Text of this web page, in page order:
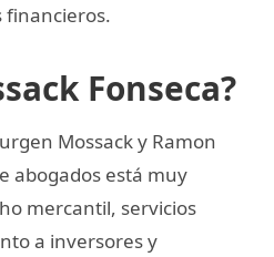
financieros.
Fonseca?
Mossack y Ramon
abogados está muy
mercantil, servicios
a inversores y